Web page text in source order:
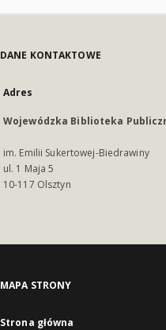
DANE KONTAKTOWE
Adres
Wojewódzka Biblioteka
im. Emilii Sukertowej-Biedrawiny
ul. 1 Maja 5
10-117 Olsztyn
MAPA STRONY
Strona główna